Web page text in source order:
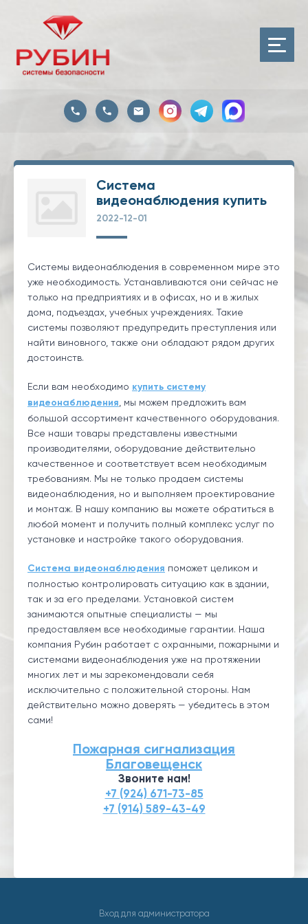
Система
видеонаблюдения купить
2022-12-01
Системы видеонаблюдения в современном мире это
уже необходимость. Устанавливаются они сейчас не
только на предприятиях и в офисах, но и в жилых
дома, подъездах, учебных учреждениях. Такие
системы позволяют предупредить преступления или
найти виновного, также они обладают рядом других
достоинств.
Если вам необходимо купить систему
видеонаблюдения , мы можем предложить вам
большой ассортимент качественного оборудования.
Все наши товары представлены известными
производителями, оборудование действительно
качественное и соответствует всем необходимым
требованиям. Мы не только продаем системы
видеонаблюдения, но и выполняем проектирование
и монтаж. В нашу компанию вы можете обратиться в
любой момент и получить полный комплекс услуг по
установке и настройке такого оборудования.
Система видеонаблюдения поможет целиком и
полностью контролировать ситуацию как в здании,
так и за его пределами. Установкой систем
занимаются опытные специалисты — мы
предоставляем все необходимые гарантии. Наша
компания Рубин работает с охранными, пожарными и
системами видеонаблюдения уже на протяжении
многих лет и мы зарекомендовали себя
исключительно с положительной стороны. Нам
действительно можно доверять — убедитесь в этом
сами!
Пожарная сигнализация
Благовещенск
Звоните нам!
+7 (924) 671-73-85
+7 (914) 589-43-49
Вход для администратора